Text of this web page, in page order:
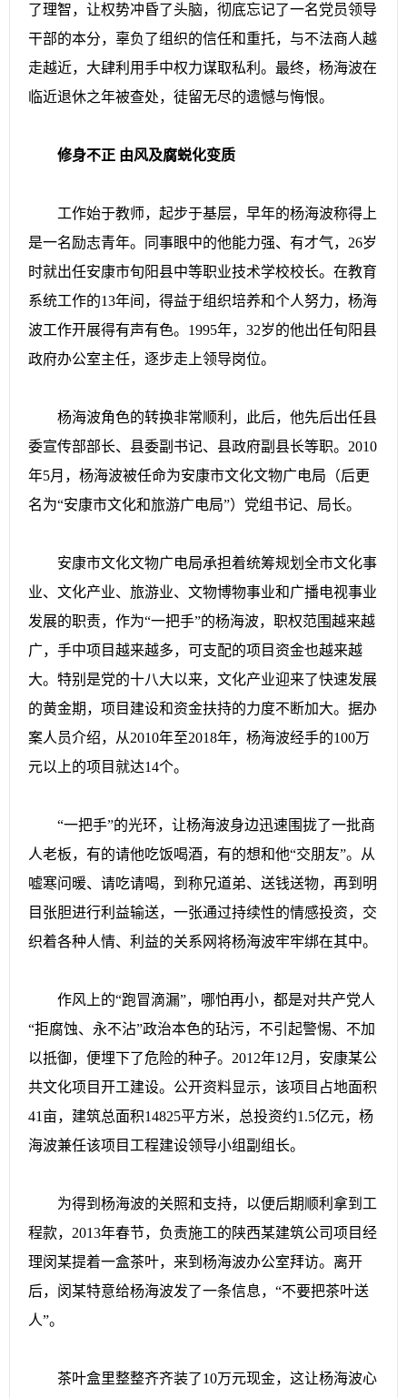
了理智，让权势冲昏了头脑，彻底忘记了一名党员领导
干部的本分，辜负了组织的信任和重托，与不法商人越
走越近，大肆利用手中权力谋取私利。最终，杨海波在
临近退休之年被查处，徒留无尽的遗憾与悔恨。
修身不正 由风及腐蜕化变质
工作始于教师，起步于基层，早年的杨海波称得上
是一名励志青年。同事眼中的他能力强、有才气，26岁
时就出任安康市旬阳县中等职业技术学校校长。在教育
系统工作的13年间，得益于组织培养和个人努力，杨海
波工作开展得有声有色。1995年，32岁的他出任旬阳县
政府办公室主任，逐步走上领导岗位。
杨海波角色的转换非常顺利，此后，他先后出任县
委宣传部部长、县委副书记、县政府副县长等职。2010
年5月，杨海波被任命为安康市文化文物广电局（后更
名为“安康市文化和旅游广电局”）党组书记、局长。
安康市文化文物广电局承担着统筹规划全市文化事
业、文化产业、旅游业、文物博物事业和广播电视事业
发展的职责，作为“一把手”的杨海波，职权范围越来越
广，手中项目越来越多，可支配的项目资金也越来越
大。特别是党的十八大以来，文化产业迎来了快速发展
的黄金期，项目建设和资金扶持的力度不断加大。据办
案人员介绍，从2010年至2018年，杨海波经手的100万
元以上的项目就达14个。
“一把手”的光环，让杨海波身边迅速围拢了一批商
人老板，有的请他吃饭喝酒，有的想和他“交朋友”。从
嘘寒问暖、请吃请喝，到称兄道弟、送钱送物，再到明
目张胆进行利益输送，一张通过持续性的情感投资，交
织着各种人情、利益的关系网将杨海波牢牢绑在其中。
作风上的“跑冒滴漏”，哪怕再小，都是对共产党人
“拒腐蚀、永不沾”政治本色的玷污，不引起警惕、不加
以抵御，便埋下了危险的种子。2012年12月，安康某公
共文化项目开工建设。公开资料显示，该项目占地面积
41亩，建筑总面积14825平方米，总投资约1.5亿元，杨
海波兼任该项目工程建设领导小组副组长。
为得到杨海波的关照和支持，以便后期顺利拿到工
程款，2013年春节，负责施工的陕西某建筑公司项目经
理闵某提着一盒茶叶，来到杨海波办公室拜访。离开
后，闵某特意给杨海波发了一条信息，“不要把茶叶送
人”。
茶叶盒里整整齐齐装了10万元现金，这让杨海波心